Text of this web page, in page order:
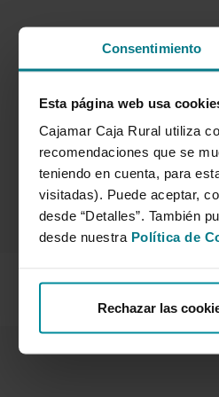
Consentimiento
Esta página web usa
Cajamar Caja Rural utiliza
recomendaciones que se
teniendo en cuenta, para
visitadas). Puede aceptar,
desde “Detalles”. También
desde nuestra Política de
Rechazar las